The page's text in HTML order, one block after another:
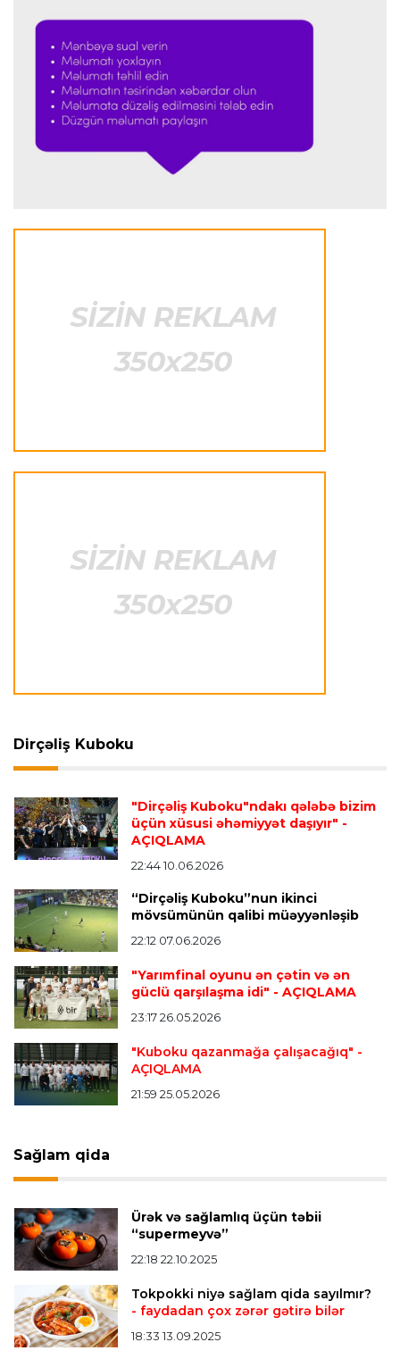
“Ferrari”nin məni necə təhlil etdiyini görəndə
şoka düşdüm”
Formula-1 23:18 08.08.2026
Şumaxerlə müqayisə etdi
PSJ “Mançester Yunayted”lə heç-heçə etdi
“Barselona”nın sabiq futbolçusu karyerasını
Transfer 21:08 08.08.2026
“Barselona”ya keçidinə razı salmaq istəyir
“Atletiko”nun futbolçusu “River Pleyt”ə keçir
“Vest Hem” “Tottenhem”in futbolçusunu
transfer edir
Offside 20:51 08.08.2026
Kamandan oxatma üzrə ölkə çempionatında
finalçılar bəlli oldu
Offside 20:27 08.08.2026
Mingəçevirdə “Kürü keçək?! 5” yarışı keçirildi
Verstappen öz komandasının "Formula 1"də
iştirak etməyəcəyini açıqladı
Bütün xəbərlər >>>
Dirçəliş Kuboku
"Dirçəliş Kuboku"ndakı qələbə bizim
üçün xüsusi əhəmiyyət daşıyır" -
AÇIQLAMA
22:44 10.06.2026
“Dirçəliş Kuboku”nun ikinci
mövsümünün qalibi müəyyənləşib
22:12 07.06.2026
"Yarımfinal oyunu ən çətin və ən
güclü qarşılaşma idi" - AÇIQLAMA
23:17 26.05.2026
"Kuboku qazanmağa çalışacağıq" -
AÇIQLAMA
21:59 25.05.2026
Sağlam qida
Ürək və sağlamlıq üçün təbii
“supermeyvə”
22:18 22.10.2025
Tokpokki niyə sağlam qida sayılmır?
- faydadan çox zərər gətirə bilər
18:33 13.09.2025